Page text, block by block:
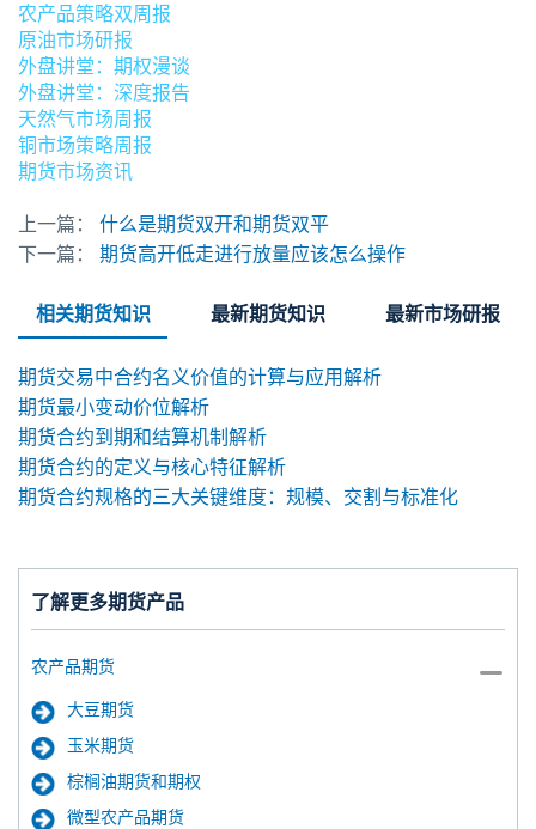
了解更多期货产品
农产品期货
大豆期货
玉米期货
棕榈油期货和期权
微型农产品期货
农产品策略双周报
原油市场研报
外盘讲堂：期权漫谈
外盘讲堂：深度报告
天然气市场周报
铜市场策略周报
期货市场资讯
上一篇：
什么是期货双开和期货双平
下一篇：
期货高开低走进行放量应该怎么操作
相关期货知识 最新期货知识 最新市场研报
期货交易中合约名义价值的计算与应用解析
期货最小变动价位解析
期货合约到期和结算机制解析
期货合约的定义与核心特征解析
期货合约规格的三大关键维度：规模、交割与标准化